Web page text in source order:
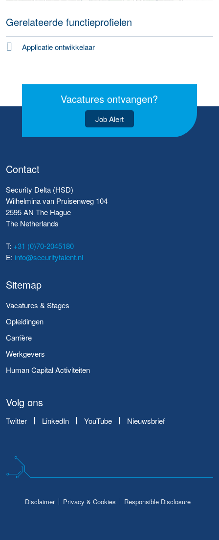
Gerelateerde functieprofielen
Applicatie ontwikkelaar
Vacatures ontvangen?
Job Alert
Contact
Security Delta (HSD)
Wilhelmina van Pruisenweg 104
2595 AN The Hague
The Netherlands
T: +31 (0)70-2045180
E: info@securitytalent.nl
Sitemap
Vacatures & Stages
Opleidingen
Carrière
Werkgevers
Human Capital Activiteiten
Volg ons
Twitter LinkedIn YouTube Nieuwsbrief
Disclaimer Privacy & Cookies Responsible Disclosure